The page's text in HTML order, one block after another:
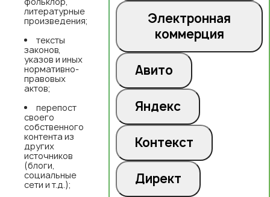
Электронная
коммерция
Авито
Яндекс
Контекст
Директ
литературные
произведения;
тексты
законов,
указов и иных
нормативно-
правовых
актов;
перепост
своего
собственного
контента из
других
источников
(блоги,
социальные
сети и т.д.);